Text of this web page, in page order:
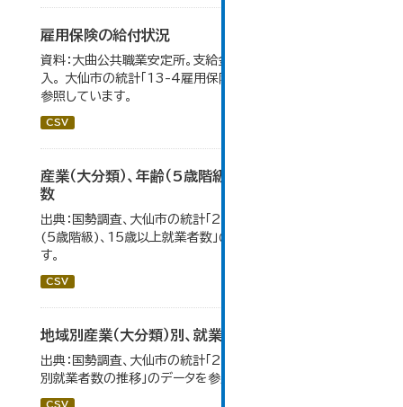
雇用保険の給付状況
資料：大曲公共職業安定所。支給金額の千円未満は四捨五
入。 大仙市の統計「13-4雇用保険の給付状況」のデータを
参照しています。
CSV
産業（大分類）、年齢（5歳階級）、15歳以上就業者
数
出典：国勢調査、大仙市の統計「2-7 産業(大分類)、年齢
(5歳階級)、15歳以上就業者数」のデータを参照していま
す。
CSV
地域別産業（大分類）別、就業者数
出典：国勢調査、大仙市の統計「2-8 地域別産業（大分類）
別就業者数の推移」のデータを参照しています。
CSV